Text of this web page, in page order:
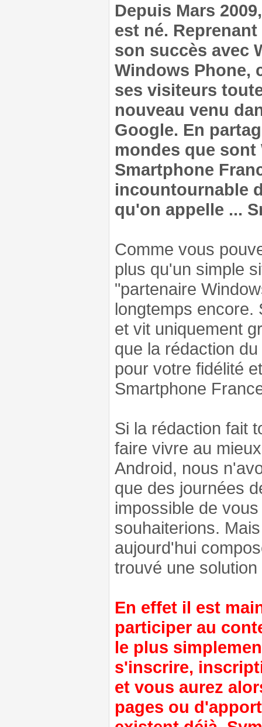
Depuis Mars
est né.
son succès avec
Windows Phone,
ses visiteurs
nouveau venu
Google. En
mondes que
Smartphone
incountournable
qu'on appelle ...
Comme vous
plus qu'un simple
"partenaire
longtemps encore.
et vit uniquement
que la rédaction
pour votre fidélité
Smartphone
Si la rédaction fait
faire vivre au
Android, nous
que des journées
impossible de
souhaiterions.
aujourd'hui
trouvé une
En effet il est
participer au
le plus
s'inscrire,
et vous aurez
pages ou